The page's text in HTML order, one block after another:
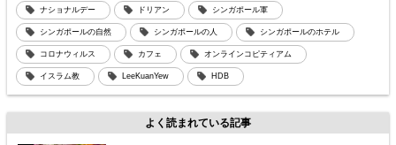
ナショナルデー ドリアン シンガポール軍
シンガポールの自然 シンガポールの人 シンガポールのホテル
コロナウィルス カフェ オンラインコピティアム
イスラム教 LeeKuanYew HDB
よく読まれている記事